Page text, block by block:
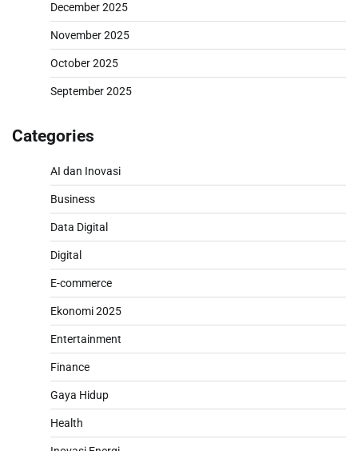
December 2025
November 2025
October 2025
September 2025
Categories
AI dan Inovasi
Business
Data Digital
Digital
E-commerce
Ekonomi 2025
Entertainment
Finance
Gaya Hidup
Health